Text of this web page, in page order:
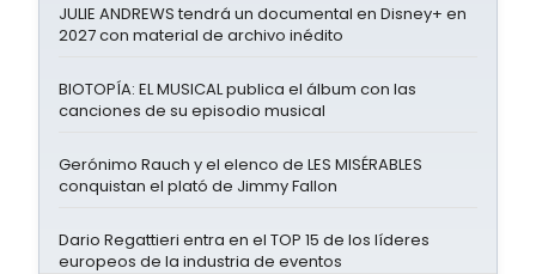
JULIE ANDREWS tendrá un documental en Disney+ en
2027 con material de archivo inédito
BIOTOPÍA: EL MUSICAL publica el álbum con las
canciones de su episodio musical
Gerónimo Rauch y el elenco de LES MISÉRABLES
conquistan el plató de Jimmy Fallon
Dario Regattieri entra en el TOP 15 de los líderes
europeos de la industria de eventos